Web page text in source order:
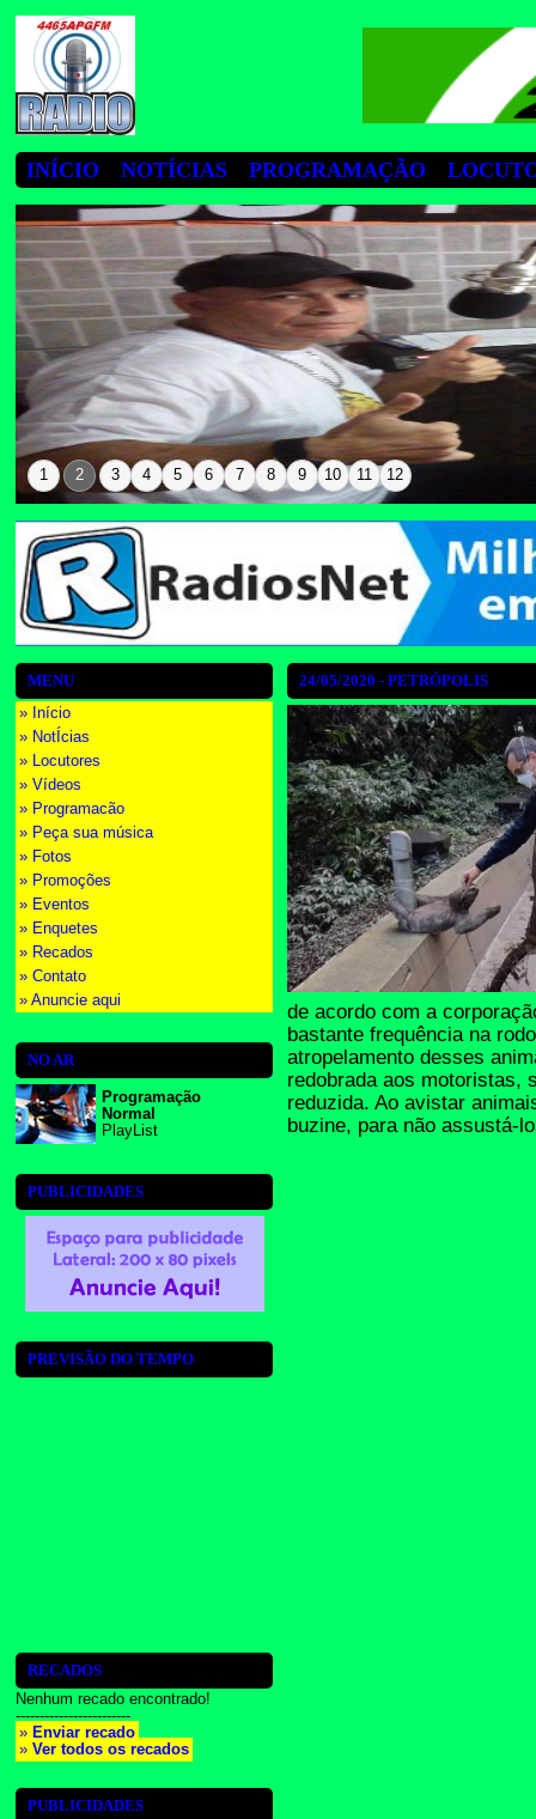
INÍCIO NOTÍCIAS PROGRAMAÇÃO
1 2 3 4 5 6 7 8 9 10 11 12
MENU
» Início
» NotÍcias
» Locutores
» Vídeos
» Programacão
» Peça sua música
» Fotos
» Promoções
» Eventos
» Enquetes
» Recados
» Contato
» Anuncie aqui
NO AR
Programação
Normal
PlayList
PUBLICIDADES
PREVISÃO DO TEMPO
RECADOS
Nenhum recado encontrado!
------------------------
» Enviar recado
» Ver todos os recados
PUBLICIDADES
24/05/2020 - PETRÓPOLIS
de acordo com a
bastante frequência na
atropelamento desses
redobrada aos motoristas,
reduzida. Ao avistar
buzine, para não assustá-